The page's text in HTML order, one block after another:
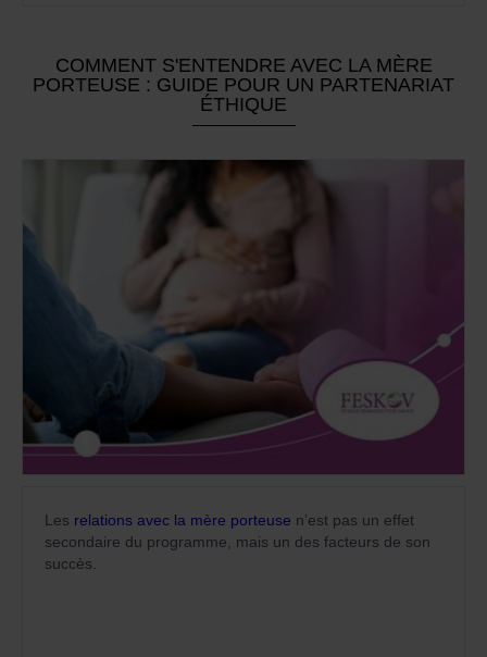
COMMENT S'ENTENDRE AVEC LA MÈRE
PORTEUSE : GUIDE POUR UN PARTENARIAT
ÉTHIQUE
Les relations avec la mère porteuse n’est pas un effet
secondaire du programme, mais un des facteurs de son
succès.